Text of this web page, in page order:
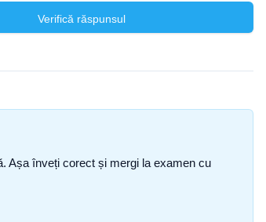
Verifică răspunsul
Așa înveți corect și mergi la examen cu